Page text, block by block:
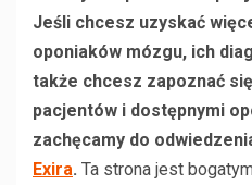
Jeśli chcesz uzyskać
oponiaków mózgu, ich
także chcesz zapoznać
pacjentów i dostępnymi
zachęcamy do
Exira. Ta strona jest